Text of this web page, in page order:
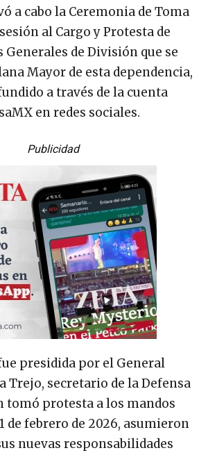
a cabo la Ceremonia de Toma
al Cargo y Protesta de
Generales de División que se
Mayor de esta dependencia,
a través de la cuenta
en redes sociales.
Publicidad
presidida por el General
Trejo, secretario de la Defensa
tomó protesta a los mandos
de febrero de 2026, asumieron
nuevas responsabilidades